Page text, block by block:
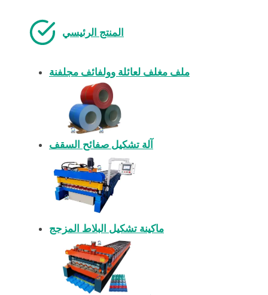
المنتج الرئيسي
ملف مغلف لعائلة وولفائف مجلفنة
آلة تشكيل صفائح السقف
ماكينة تشكيل البلاط المزجج